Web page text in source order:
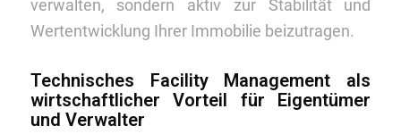
verwalten, sondern aktiv zur Stabilität und
Wertentwicklung Ihrer Immobilie beizutragen.
Technisches Facility Management als
wirtschaftlicher Vorteil für Eigentümer
und Verwalter